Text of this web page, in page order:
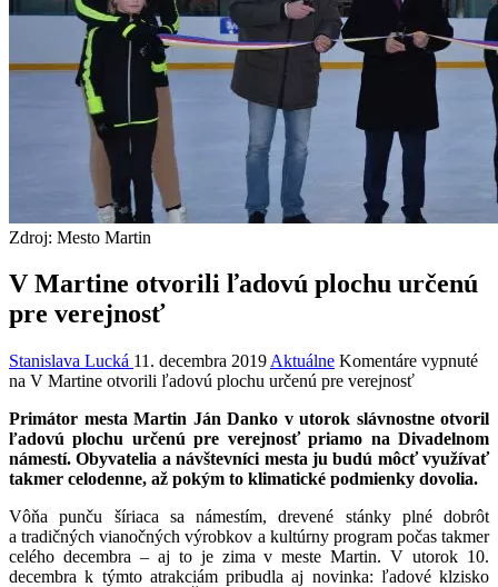
Zdroj: Mesto Martin
V Martine otvorili ľadovú plochu určenú
pre verejnosť
Stanislava Lucká 11. decembra 2019 Aktuálne Komentáre vypnuté
na V Martine otvorili ľadovú plochu určenú pre verejnosť
Primátor mesta Martin Ján Danko v utorok slávnostne otvoril
ľadovú plochu určenú pre verejnosť priamo na Divadelnom
námestí. Obyvatelia a návštevníci mesta ju budú môcť využívať
takmer celodenne, až pokým to klimatické podmienky dovolia.
Vôňa punču šíriaca sa námestím, drevené stánky plné dobrôt
a tradičných vianočných výrobkov a kultúrny program počas takmer
celého decembra – aj to je zima v meste Martin. V utorok 10.
decembra k týmto atrakciám pribudla aj novinka: ľadové klzisko